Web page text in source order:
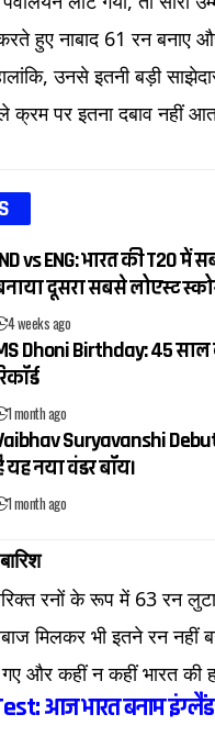
हुए नाबाद 61 रन
उनसे इतनी बड़ी
क्रम पर इतना दबाव नहीं
vs ENG: भारत की T20 में
दूसरा सबसे लोएस्ट
4 weeks ago
Dhoni Birthday: 45
1 month ago
Suryavanshi
यह नया वंडर बॉय।
1 month ago
रनों के रूप में 63 रन
मिलकर भी इतने रन नहीं
और कहीं न कहीं भारत की
आज भारत बनाम इंग्लैंड